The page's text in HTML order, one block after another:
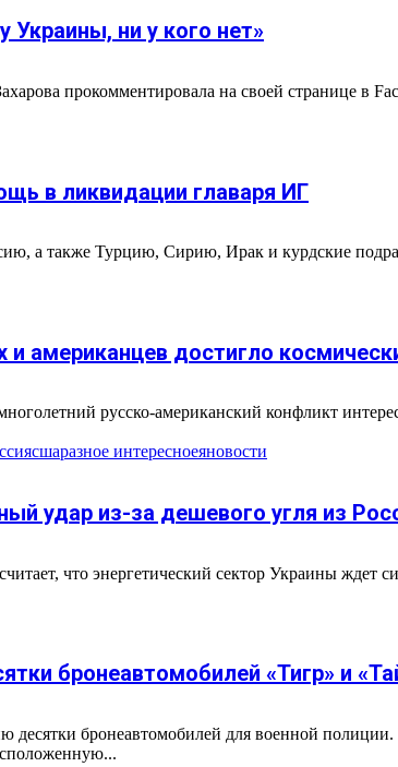
Украины, ни у кого нет»
прокомментировала на своей странице в
в ликвидации главаря ИГ
а также Турцию, Сирию, Ирак и курдские
и американцев достигло
русско-американский конфликт
сшаразное интересноеяновости
удар из-за дешевого угля из
что энергетический сектор Украины ждет
бронеавтомобилей «Тигр» и
бронеавтомобилей для военной